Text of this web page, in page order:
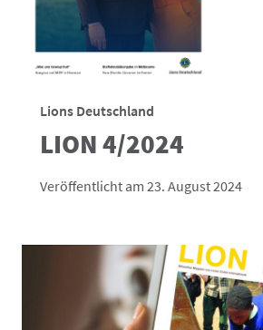
Lions Deutschland
LION 4/2024
Veröffentlicht am 23. August 2024